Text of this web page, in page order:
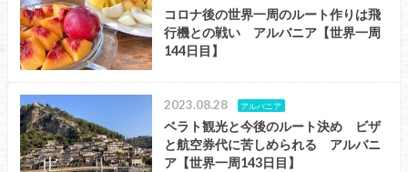
コロナ後の世界一周のルート作りは飛
行機との戦い アルバニア【世界一周
144日目】
2023.08.28 アルバニア
ベラト観光と今後のルート決め ビザ
と航空券代に苦しめられる アルバニ
ア【世界一周143日目】